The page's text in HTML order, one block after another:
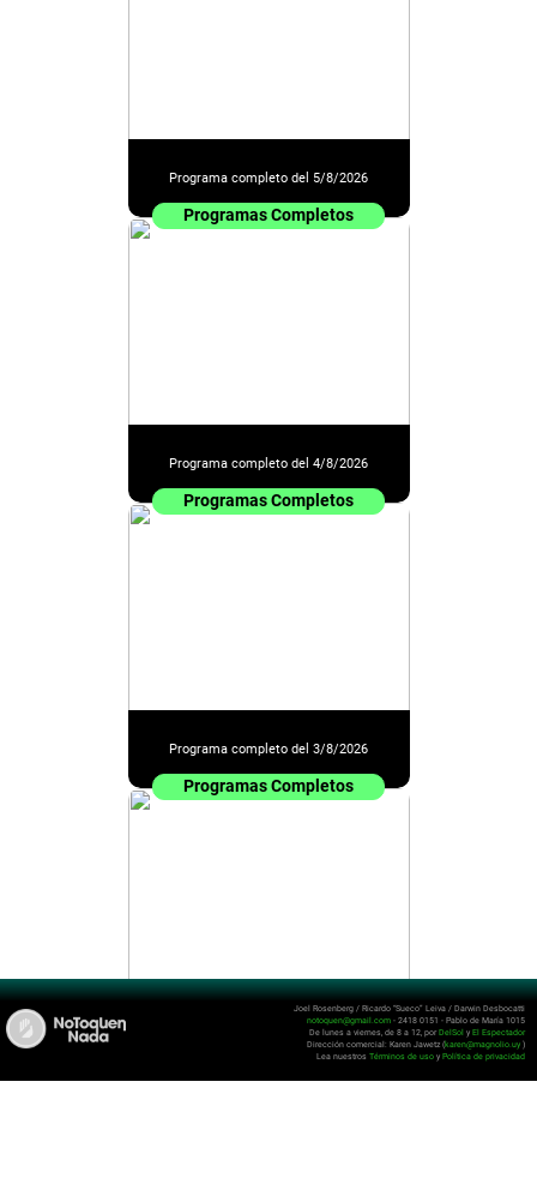
Programa completo del 5/8/2026
Programas Completos
Programa completo del 4/8/2026
Programas Completos
Programa completo del 3/8/2026
Programas Completos
Programa completo del 31/7/2026
Joel Rosenberg / Ricardo “Sueco” Leiva / Darwin Desbocatti
notoquen@gmail.com - 2418 0151 - Pablo de María 1015
De lunes a viernes, de 8 a 12, porDelSol y El Espectador
Dirección comercial: Karen Jawetz (karen@magnolio.uy )
Lea nuestros Términos de uso y Política de privacidad